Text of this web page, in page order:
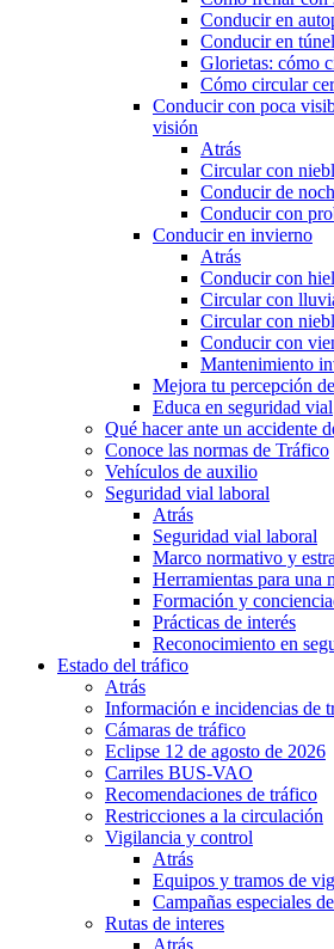
Conducir en
Conducir en
Glorietas: cómo
Cómo circular
Conducir con poca
visión
Atrás
Circular con
Conducir de
Conducir con
Conducir en invierno
Atrás
Conducir con
Circular con
Circular con
Conducir con
Mantenimiento
Mejora tu percepción
Educa en seguridad vial
Qué hacer ante un accidente
Conoce las normas de Tráfico
Vehículos de auxilio
Seguridad vial laboral
Atrás
Seguridad vial laboral
Marco normativo y
Herramientas para una
Formación y
Prácticas de interés
Reconocimiento en
Estado del tráfico
Atrás
Información e incidencias de
Cámaras de tráfico
Eclipse 12 de agosto de 2026
Carriles BUS-VAO
Recomendaciones de tráfico
Restricciones a la circulación
Vigilancia y control
Atrás
Equipos y tramos de
Campañas especiales
Rutas de interes